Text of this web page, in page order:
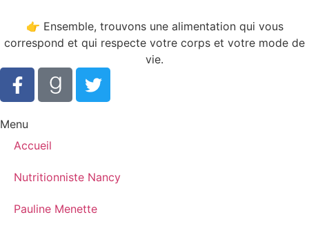
👉 Ensemble, trouvons une alimentation qui vous
correspond et qui respecte votre corps et votre mode de
vie.
Menu
Accueil
Nutritionniste Nancy
Pauline Menette